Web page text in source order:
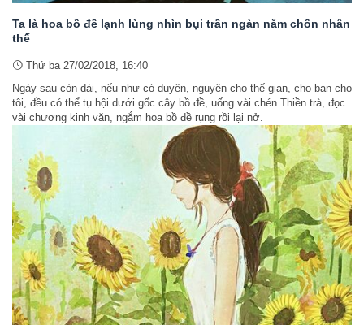
Ta là hoa bồ đề lạnh lùng nhìn bụi trần ngàn năm chốn nhân
thế
Thứ ba 27/02/2018, 16:40
Ngày sau còn dài, nếu như có duyên, nguyện cho thế gian, cho bạn cho
tôi, đều có thể tụ hội dưới gốc cây bồ đề, uống vài chén Thiền trà, đọc
vài chương kinh văn, ngắm hoa bồ đề rụng rồi lại nở.